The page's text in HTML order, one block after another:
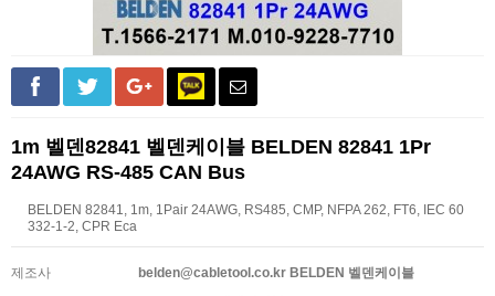
1m 벨덴82841 벨덴케이블 BELDEN 82841 1Pr
24AWG RS-485 CAN Bus
BELDEN 82841, 1m, 1Pair 24AWG, RS485, CMP, NFPA 262, FT6, IEC 60
332-1-2, CPR Eca
제조사
belden@cabletool.co.kr BELDEN 벨덴케이블